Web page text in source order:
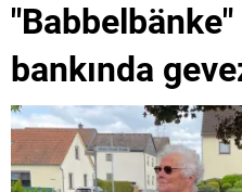
bankında